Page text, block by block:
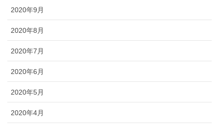
2020年9月
2020年8月
2020年7月
2020年6月
2020年5月
2020年4月